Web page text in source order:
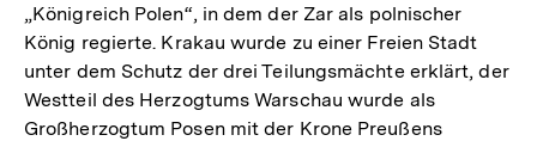
„Königreich Polen“, in dem der Zar als polnischer
König regierte. Krakau wurde zu einer Freien Stadt
unter dem Schutz der drei Teilungsmächte erklärt, der
Westteil des Herzogtums Warschau wurde als
Großherzogtum Posen mit der Krone Preußens